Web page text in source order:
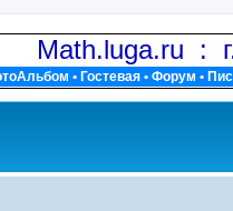
Math.luga.ru :
• Гостевая • Форум •